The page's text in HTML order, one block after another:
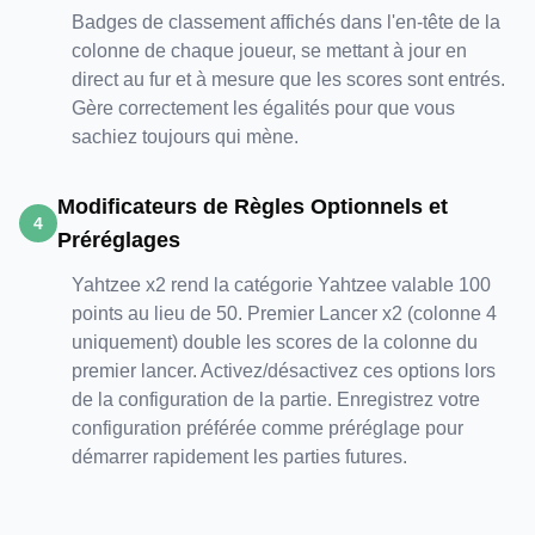
Badges de classement affichés dans l'en-tête de la
colonne de chaque joueur, se mettant à jour en
direct au fur et à mesure que les scores sont entrés.
Gère correctement les égalités pour que vous
sachiez toujours qui mène.
4
Modificateurs de Règles Optionnels et
Préréglages
Yahtzee x2 rend la catégorie Yahtzee valable 100
points au lieu de 50. Premier Lancer x2 (colonne 4
uniquement) double les scores de la colonne du
premier lancer. Activez/désactivez ces options lors
de la configuration de la partie. Enregistrez votre
configuration préférée comme préréglage pour
démarrer rapidement les parties futures.